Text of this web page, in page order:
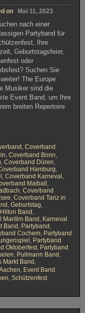
on Mai 11, 2023
nach einer
Partyband für
Ihre
Geburtstagsfeier,
oder
Suchen Sie
The Europe
Musiker sind die
Event Band, um Ihre
breiten Repertoire
Coverband
Coverband Bonn
Coverband Düren
Hamburg
Coverband Karneval
Maiball
Coverband
Coverband Tanz in
Geburtstag
Hilton Band
Maritim Band Karneval
Band Partyband
Cochem Partyband
Partyband
Oktoberfest Partyband
Pullmann Band
Markt Band
Event Band
Schützenfest